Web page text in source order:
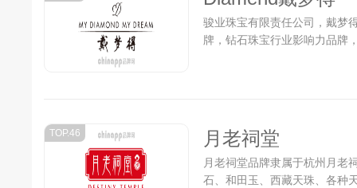
骏业珠宝有限责任公司，戴梦
牌，钻石珠宝行业影响力品牌
TOP.46 月老祠堂
月老祠堂品牌隶属于杭州月老
石、和田玉、西藏天珠、各种